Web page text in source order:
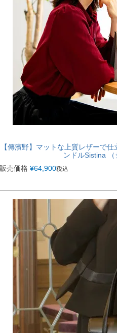
【傳濱野】マットな上質レザーで
ンドルSistina
販売価格 ¥64,900税込